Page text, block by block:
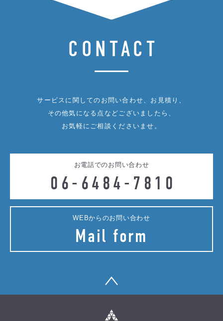
CONTACT
サービスに関してのお問い合わせ、お見積り、
その他気になる点などございましたら、
お気軽にご相談くださいませ。
お電話でのお問い合わせ
06-6484-7810
WEBからのお問い合わせ
Mail form